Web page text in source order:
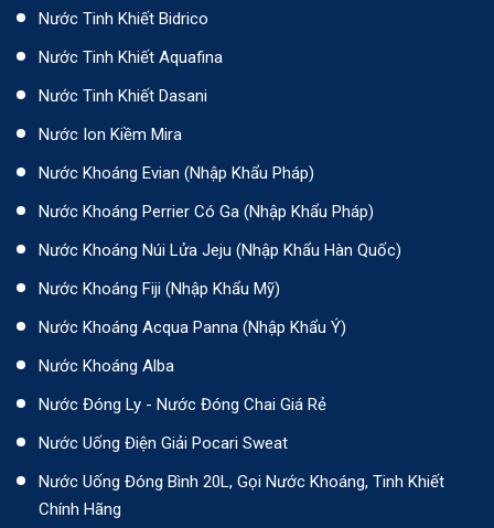
Nước Tinh Khiết Bidrico
Nước Tinh Khiết Aquafina
Nước Tinh Khiết Dasani
Nước Ion Kiềm Mira
Nước Khoáng Evian (Nhập Khẩu Pháp)
Nước Khoáng Perrier Có Ga (nhập Khẩu Pháp)
Nước Khoáng Núi Lửa Jeju (nhập Khẩu Hàn Quốc)
Nước Khoáng Fiji (Nhập Khẩu Mỹ)
Nước Khoáng Acqua Panna (nhập Khẩu Ý)
Nước Khoáng Alba
Nước Đóng Ly - Nước Đóng Chai Giá Rẻ
Nước Uống Điện Giải Pocari Sweat
Nước Uống Đóng Bình 20L, Gọi Nước Khoáng, Tinh Khiết
Chính Hãng